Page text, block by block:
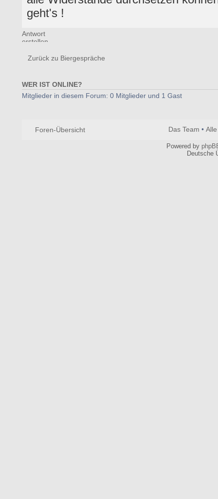
Wer Lebenszeit nicht verschwendet
geht's !
Antwort
Zurück zu Biergespräche
Das Team•